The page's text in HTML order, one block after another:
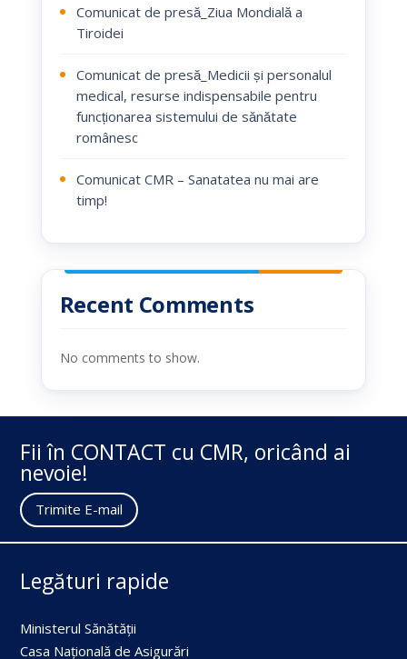
Comunicat de presă_Ziua Mondială a
Tiroidei
Comunicat de presă_Medicii și personalul
medical, resurse indispensabile pentru
funcționarea sistemului de sănătate
românesc
Comunicat CMR – Sanatatea nu mai are
timp!
Recent Comments
No comments to show.
Fii în CONTACT cu CMR, oricând ai
nevoie!
Trimite E-mail
Legături rapide
Ministerul Sănătății
Casa Națională de Asigurări